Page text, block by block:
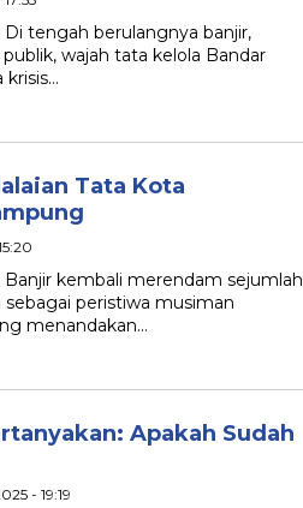
tengah berulangnya banjir,
wajah tata kelola Bandar
krisis…
Tata Kota
kembali merendam sejumlah
peristiwa musiman
menandakan…
Apakah Sudah
- 19:19